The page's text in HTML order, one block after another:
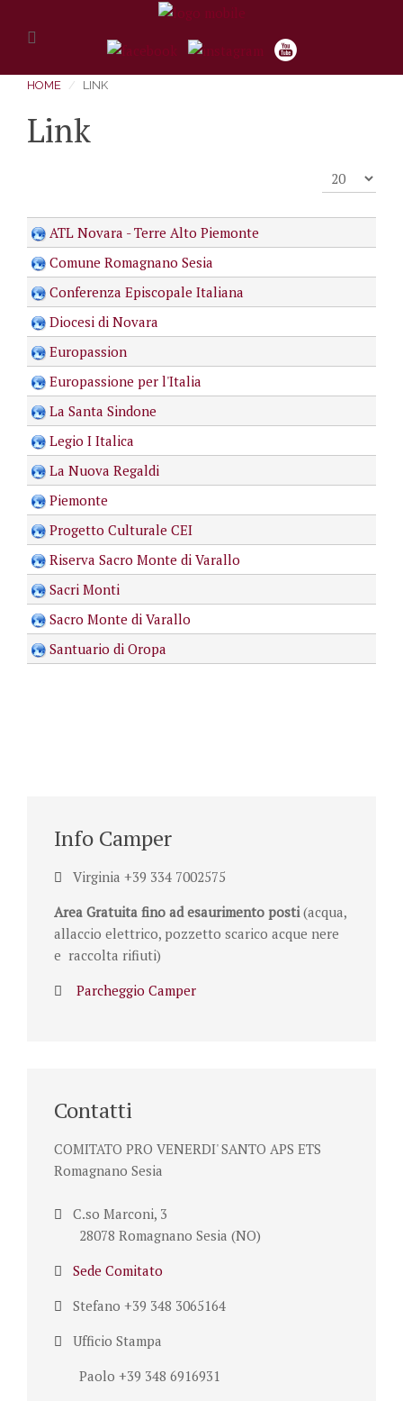
HOME LINK
Link
Visualizza n.
ATL Novara - Terre Alto Piemonte
Comune Romagnano Sesia
Conferenza Episcopale Italiana
Diocesi di Novara
Europassion
Europassione per l'Italia
La Santa Sindone
Legio I Italica
La Nuova Regaldi
Piemonte
Progetto Culturale CEI
Riserva Sacro Monte di Varallo
Sacri Monti
Sacro Monte di Varallo
Santuario di Oropa
Info Camper
Virginia +39 334 7002575
Area Gratuita fino ad esaurimento posti(acqua,
allaccio elettrico, pozzetto scarico acque nere
e raccolta rifiuti)
Parcheggio Camper
Contatti
COMITATO PRO VENERDI' SANTO APS ETS
Romagnano Sesia
C.so Marconi, 3
28078 Romagnano Sesia (NO)
Sede Comitato
Stefano +39 348 3065164
Ufficio Stampa
Paolo +39 348 6916931